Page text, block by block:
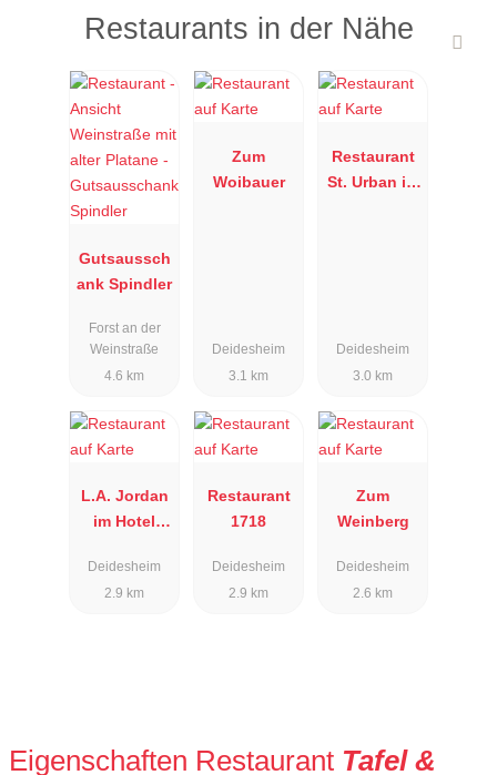
Restaurants in der Nähe
Gutsaussch
ank Spindler
Forst an der
Weinstraße
4.6 km
Zum
Woibauer
Deidesheim
3.1 km
Restaurant
St. Urban im
Deidesheim
3.0 km
L.A. Jordan
im Hotel
Hof
Deidesheim
2.9 km
Restaurant
1718
Deidesheim
2.9 km
Zum
Weinberg
Deidesheim
2.6 km
Eigenschaften Restaurant Tafel &